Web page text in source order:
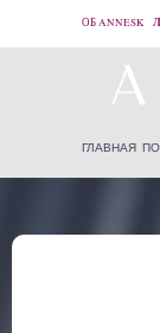
ОБ ANNESK
ГЛАВНАЯ